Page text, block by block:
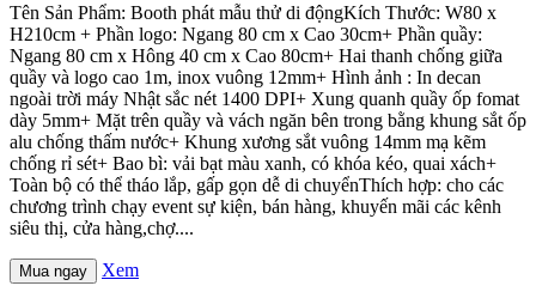
Tên Sản Phẩm: Booth phát mẫu thử di độngKích Thước: W80 x
H210cm + Phần logo: Ngang 80 cm x Cao 30cm+ Phần quầy:
Ngang 80 cm x Hông 40 cm x Cao 80cm+ Hai thanh chống giữa
quầy và logo cao 1m, inox vuông 12mm+ Hình ảnh : In decan
ngoài trời máy Nhật sắc nét 1400 DPI+ Xung quanh quầy ốp fomat
dày 5mm+ Mặt trên quầy và vách ngăn bên trong bằng khung sắt ốp
alu chống thấm nước+ Khung xương sắt vuông 14mm mạ kẽm
chống rỉ sét+ Bao bì: vải bạt màu xanh, có khóa kéo, quai xách+
Toàn bộ có thể tháo lắp, gấp gọn dễ di chuyểnThích hợp: cho các
chương trình chạy event sự kiện, bán hàng, khuyến mãi các kênh
siêu thị, cửa hàng,chợ....
Mua ngay Xem